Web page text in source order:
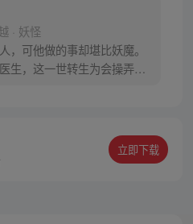
· 妖怪
，可他做的事却堪比妖魔。
生，这一世转生为会操弄术
也要问一句：食人心魔何处
，也食人心。
立即下载